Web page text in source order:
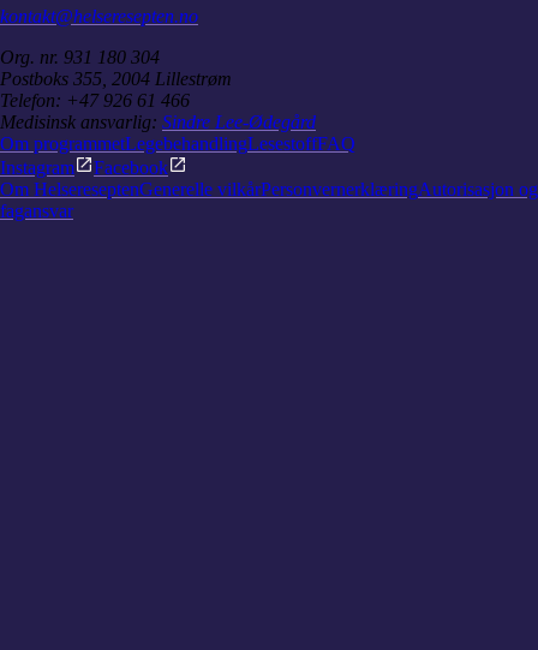
kontakt@helseresepten.no
Org. nr. 931 180 304
Postboks 355, 2004 Lillestrøm
Telefon: +47 926 61 466
Medisinsk ansvarlig: Sindre Lee-Ødegård
Om programmetLegebehandlingLesestoffFAQ
Instagram
Facebook
Om HelsereseptenGenerelle vilkårPersonvernerklæringAutorisasjon og
fagansvar